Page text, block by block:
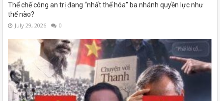
Thể chế công an trị đang “nhất thể hóa” ba nhánh quyền lực như
thế nào?
July 29, 2026 0